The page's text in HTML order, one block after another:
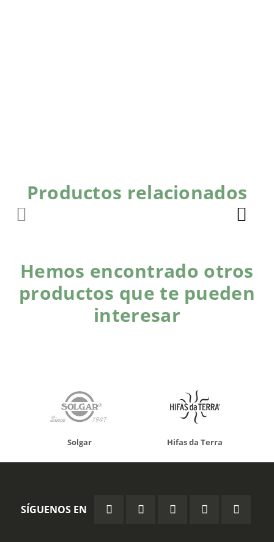
Productos relacionados
Hemos encontrado otros
productos que te pueden
interesar
Solgar Hifas da Terra
SÍGUENOS EN